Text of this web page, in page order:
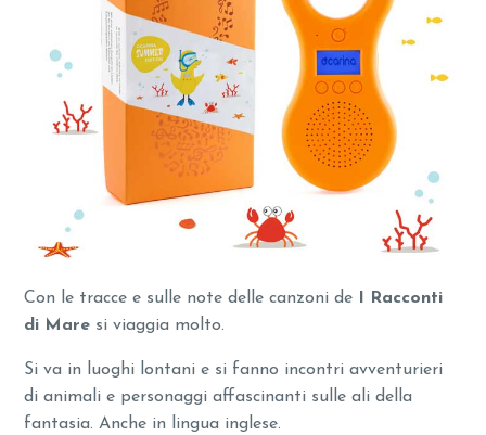
Con le tracce e sulle note delle canzoni de I Racconti
di Mare si viaggia molto.
Si va in luoghi lontani e si fanno incontri avventurieri
di animali e personaggi affascinanti sulle ali della
fantasia. Anche in lingua inglese.